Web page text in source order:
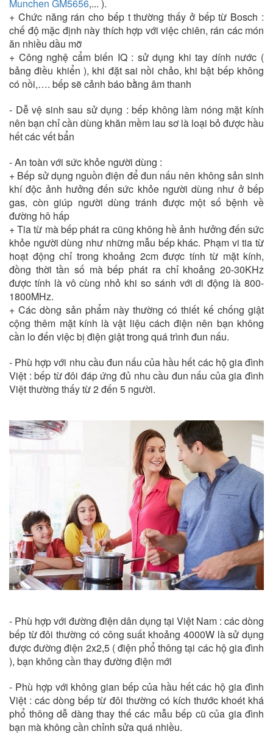
Munchen GM5656,... ).
+ Chức năng rán cho bếp t thường thấy ở bếp từ Bosch :
chế độ mặc định này thích hợp với việc chiên, rán các món
ăn nhiều dầu mỡ
+ Công nghệ cẩm biến IQ : sử dụng khi tay dính nước (
bảng điều khiển ), khi đặt sai nồi chảo, khi bật bếp không
có nồi,…. bếp sẽ cảnh báo bằng âm thanh
- Dễ vệ sinh sau sử dụng : bếp không làm nóng mặt kính
nên bạn chỉ cần dùng khăn mềm lau sơ là loại bỏ được hầu
hết các vết bẩn
- An toàn với sức khỏe người dùng :
+ Bếp sử dụng nguồn điện để đun nấu nên không sản sinh
khí độc ảnh hưởng đến sức khỏe người dùng như ở bếp
gas, còn giúp người dùng tránh được một số bệnh về
đường hô hấp
+ Tia từ mà bếp phát ra cũng không hề ảnh hưởng đến sức
khỏe người dùng như những mẫu bếp khác. Phạm vi tia từ
hoạt động chỉ trong khoảng 2cm được tính từ mặt kính,
đồng thời tần số mà bếp phát ra chỉ khoảng 20-30KHz
được tính là vô cùng nhỏ khi so sánh với di động là 800-
1800MHz.
+ Các dòng sản phẩm này thường có thiết kế chống giật
cộng thêm mặt kính là vật liệu cách điện nên bạn không
cần lo đến việc bị điện giật trong quá trình đun nấu.
- Phù hợp với nhu cầu đun nấu của hầu hết các hộ gia đình
Việt : bếp từ đôi đáp ứng đủ nhu cầu đun nấu của gia đình
Việt thường thấy từ 2 đến 5 người.
- Phù hợp với đường điện dân dụng tại Việt Nam : các dòng
bếp từ đôi thường có công suất khoảng 4000W là sử dụng
được đường điện 2x2,5 ( điện phổ thông tại các hộ gia đình
), bạn không cần thay đường điện mới
- Phù hợp với không gian bếp của hầu hết các hộ gia đình
Việt : các dòng bếp từ đôi thường có kích thước khoét khá
phổ thông dễ dàng thay thế các mẫu bếp cũ của gia đình
bạn mà không cần chỉnh sửa quá nhiều.